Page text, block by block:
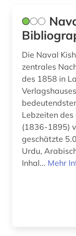
Die Naval
zentrales
des 1858 in
Lebzeiten des
(1836-1895)
geschätzte
Urdu,
Inhal... Mehr